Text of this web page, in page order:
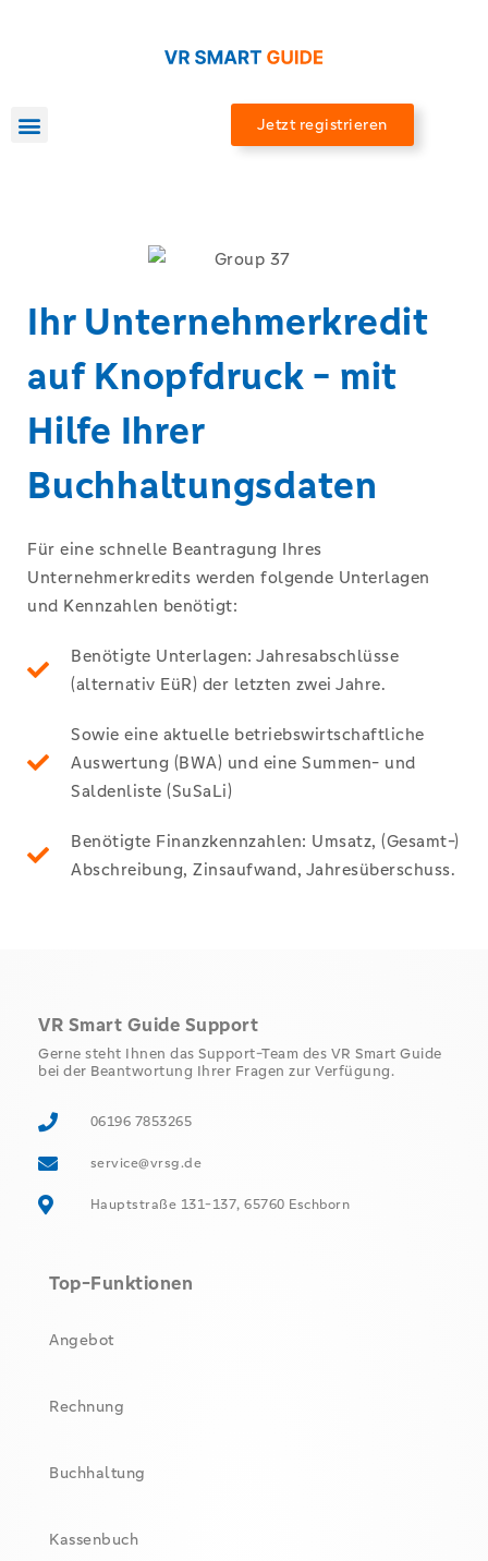
Jetzt registrieren
Ihr Unternehmer­kredit
auf Knopfdruck - mit
Hilfe Ihrer
Buchhaltungs­daten
Für eine schnelle Beantragung Ihres
Unternehmerkredits werden folgende Unterlagen
und Kennzahlen benötigt:
Benötigte Unterlagen: Jahresabschlüsse
(alternativ EüR) der letzten zwei Jahre.
Sowie eine aktuelle betriebswirtschaftliche
Auswertung (BWA) und eine Summen- und
Saldenliste (SuSaLi)
Benötigte Finanzkennzahlen: Umsatz, (Gesamt-)
Abschreibung, Zinsaufwand, Jahresüberschuss.
VR Smart Guide Support
Gerne steht Ihnen das Support-Team des VR Smart Guide
bei der Beantwortung Ihrer Fragen zur Verfügung.
06196 7853265
service@vrsg.de
Hauptstraße 131-137, 65760 Eschborn
Top-Funktionen
Angebot
Rechnung
Buchhaltung
Kassenbuch